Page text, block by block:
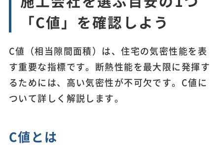
「C値」を確認しよう
C値（相当隙間面積）は、住宅の気密性能を表
す重要な指標です。断熱性能を最大限に発揮す
るためには、高い気密性が不可欠です。C値に
ついて詳しく解説します。
C値とは